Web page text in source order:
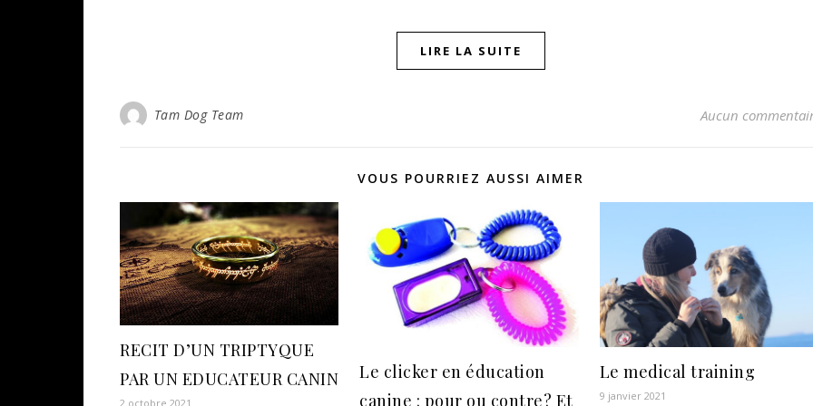
LIRE LA SUITE
Tam Dog Team Aucun
VOUS POURRIEZ AUSSI AIMER
RECIT D’UN TRIPTYQUE
PAR UN EDUCATEUR CANIN
2 octobre 2021
Le clicker en éducation
canine : pour ou contre? Et
Le medical training
9 janvier 2021